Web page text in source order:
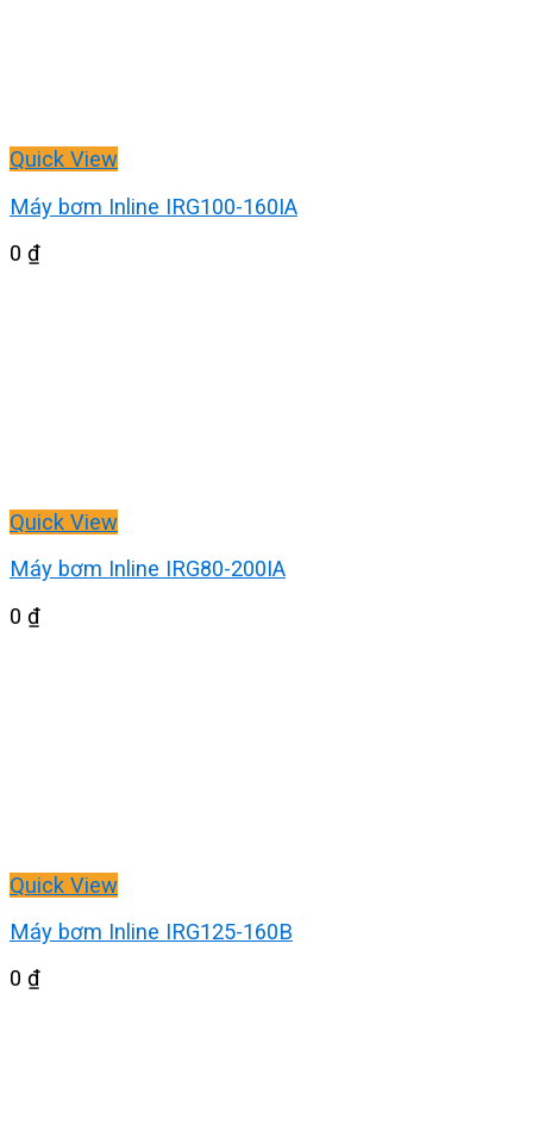
Quick View
Máy bơm Inline IRG100-160IA
0 ₫
Quick View
Máy bơm Inline IRG80-200IA
0 ₫
Quick View
Máy bơm Inline IRG125-160B
0 ₫